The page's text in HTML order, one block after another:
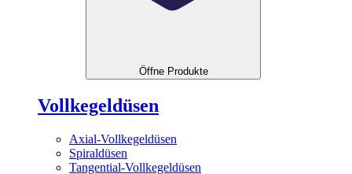
Öffne Produkte
Vollkegeldüsen
Axial-Vollkegeldüsen
Spiraldüsen
Tangential-Vollkegeldüsen